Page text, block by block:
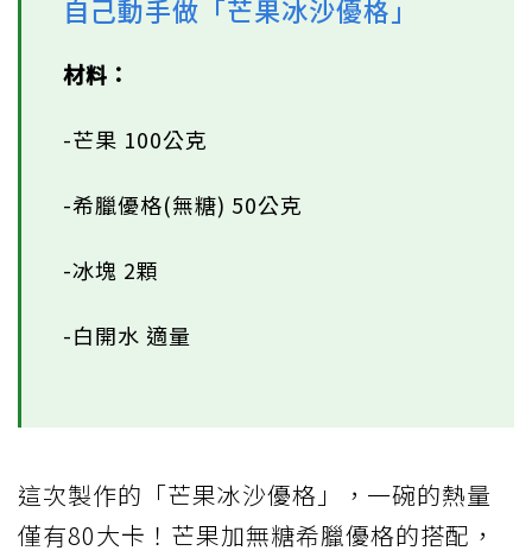
自己動手做「芒果冰沙優格」
材料：
-芒果 100公克
-希臘優格(無糖) 50公克
-冰塊 2顆
-白開水 適量
這次製作的「芒果冰沙優格」，一碗的熱量
僅有80大卡！芒果加無糖希臘優格的搭配，